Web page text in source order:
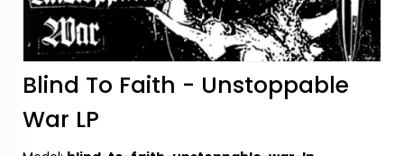
Blind To Faith - Unstoppable
War LP